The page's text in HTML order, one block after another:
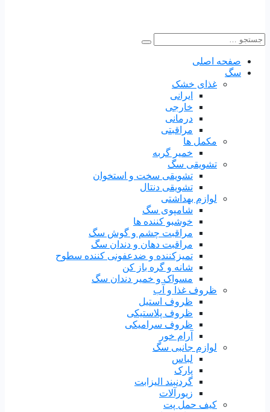
صفحه اصلی
سگ
غذای خشک
ایرانی
خارجی
درمانی
مراقبتی
مکمل ها
خمیر گربه
تشویقی سگ
تشویقی سخت و استخوان
تشویقی دنتال
لوازم بهداشتی
شامپوی سگ
خوشبو کننده ها
مراقبت چشم و گوش سگ
مراقبت دهان و دندان سگ
تمیزکننده و ضدعفونی کننده سطوح
شانه و گره باز کن
مسواک و خمیر دندان سگ
ظروف غذا و آب
ظروف استیل
ظروف پلاستیکی
ظروف سرامیکی
آرام خور
لوازم جانبی سگ
لباس
پارک
گردنبند الیزابت
زیورآلات
کیف حمل پت